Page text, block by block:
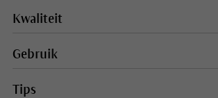
Kwaliteit
Gebruik
Tips